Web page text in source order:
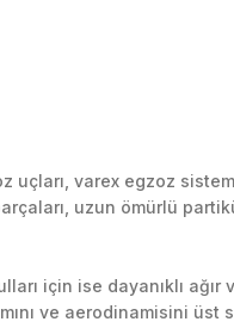
uçları, varex egzoz
uzun ömürlü
için ise dayanıklı ağır
ve aerodinamisini